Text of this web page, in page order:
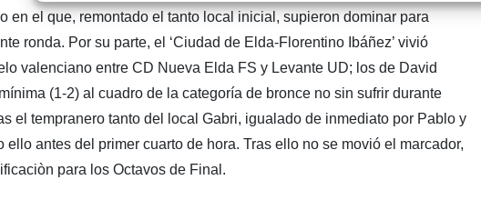
en el que, remontado el tanto local inicial, supieron dominar para
ronda. Por su parte, el ‘Ciudad de Elda-Florentino Ibáñez’ vivió
valenciano entre CD Nueva Elda FS y Levante UD; los de David
(1-2) al cuadro de la categoría de bronce no sin sufrir durante
el tempranero tanto del local Gabri, igualado de inmediato por Pablo y
ello antes del primer cuarto de hora. Tras ello no se movió el marcador,
para los Octavos de Final.